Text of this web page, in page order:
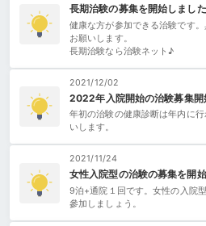
長期治験の募集を開始しました
健康な方が参加できる治験です
お願いします。
長期治験なら治験ネット♪
2021/12/02
2022年入院開始の治験募集開
年初の治験の健康診断は年内に
いします。
2021/11/24
女性入院型の治験の募集を開
9泊+通院１回です。女性の入院
參加しましょう。